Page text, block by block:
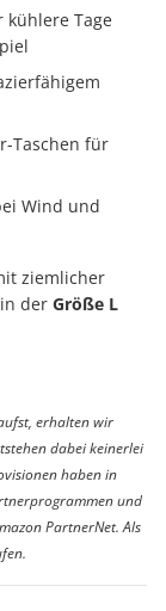
kühlere Tage
Taschen für
Wind und
ziemlicher
der Größe L
erhalten wir
dabei keinerlei
haben in
und
PartnerNet. Als